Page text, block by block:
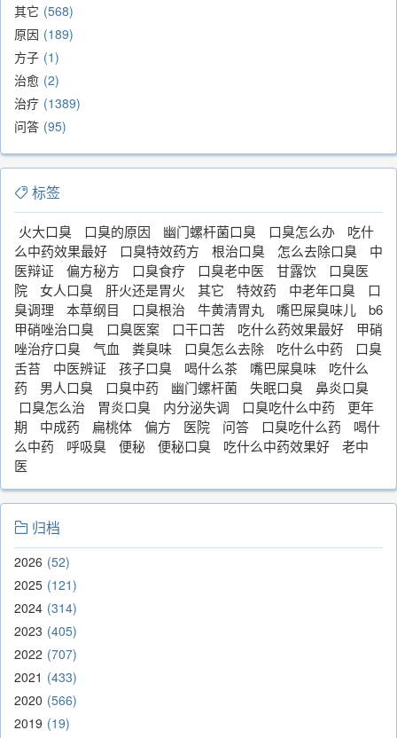
其它 568
原因 189
方子 1
治愈 2
治疗 1389
问答 95
标签
火大口臭 口臭的原因 幽门螺杆菌口臭 口臭怎么办
吃什
么中药效果最好
口臭特效药方 根治口臭 怎么去除口臭
中
医辩证
偏方秘方 口臭食疗 口臭老中医 甘露饮
口臭医
院
女人口臭 肝火还是胃火 其它 特效药 中老年口臭
口
臭调理
本草纲目 口臭根治 牛黄清胃丸 嘴巴屎臭味儿
b6
甲硝唑治口臭
口臭医案 口干口苦 吃什么药效果最好
甲硝
唑治疗口臭
气血 粪臭味 口臭怎么去除 吃什么中药
口臭
舌苔
中医辨证 孩子口臭 喝什么茶 嘴巴屎臭味
吃什么
药
男人口臭 口臭中药 幽门螺杆菌 失眠口臭
鼻炎口臭
口臭怎么治
胃炎口臭 内分泌失调 口臭吃什么中药
更年
期
中成药 扁桃体 偏方 医院 问答 口臭吃什么药
喝什
么中药
呼吸臭 便秘 便秘口臭 吃什么中药效果好
老中
医
归档
2026 52
2025 121
2024 314
2023 405
2022 707
2021
433
2020 566
2019 19